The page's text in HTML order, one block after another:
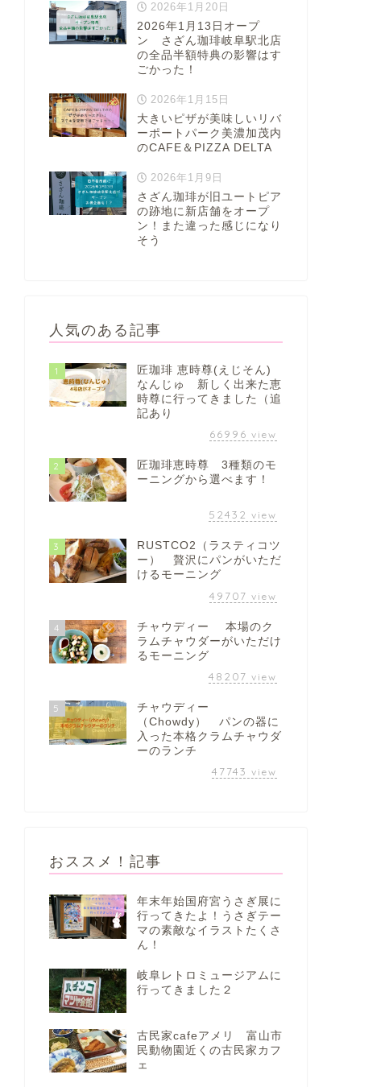
2026年1月20日
2026年1月13日オープ
ン さざん珈琲岐阜駅北店
の全品半額特典の影響はす
ごかった！
2026年1月15日
大きいピザが美味しいリバ
ーポートパーク美濃加茂内
のCAFE＆PIZZA DELTA
2026年1月9日
さざん珈琲が旧ユートピア
の跡地に新店舗をオープ
ン！また違った感じになり
そう
人気のある記事
1
匠珈琲 恵時尊(えじそん)
なんじゅ 新しく出来た恵
時尊に行ってきました（追
記あり
66996 view
2
匠珈琲恵時尊 3種類のモ
ーニングから選べます！
52432 view
3
RUSTCO2（ラスティコツ
ー） 贅沢にパンがいただ
けるモーニング
49707 view
4
チャウディー 本場のク
ラムチャウダーがいただけ
るモーニング
48207 view
5
チャウディー
（Chowdy） パンの器に
入った本格クラムチャウダ
ーのランチ
47743 view
おススメ！記事
年末年始国府宮うさぎ展に
行ってきたよ！うさぎテー
マの素敵なイラストたくさ
ん！
岐阜レトロミュージアムに
行ってきました２
古民家cafeアメリ 富山市
民動物園近くの古民家カフ
ェ